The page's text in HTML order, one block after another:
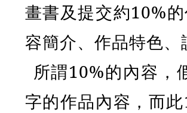
畫書及提交約10%
容簡介、作品特色
所謂10%的內容，
字的作品內容，而